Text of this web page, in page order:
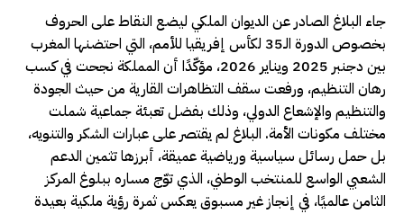
جاء البلاغ الصادر عن الديوان الملكي ليضع النقاط على الحروف
بخصوص الدورة الـ35 لكأس إفريقيا للأمم، التي احتضنها المغرب
بين دجنبر 2025 ويناير 2026، مؤكّدًا أن المملكة نجحت في كسب
رهان التنظيم، ورفعت سقف التظاهرات القارية من حيث الجودة
والتنظيم والإشعاع الدولي، وذلك بفضل تعبئة جماعية شملت
مختلف مكونات الأمة. البلاغ لم يقتصر على عبارات الشكر والتنويه،
بل حمل رسائل سياسية ورياضية عميقة، أبرزها تثمين الدعم
الشعبي الواسع للمنتخب الوطني، الذي توّج مساره ببلوغ المركز
الثامن عالميًا، في إنجاز غير مسبوق يعكس ثمرة رؤية ملكية بعيدة